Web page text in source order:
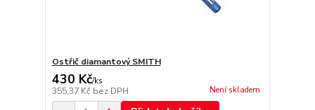
Ostřič diamantový SMITH
430 Kč/ks
355,37 Kč bez DPH Není skladem